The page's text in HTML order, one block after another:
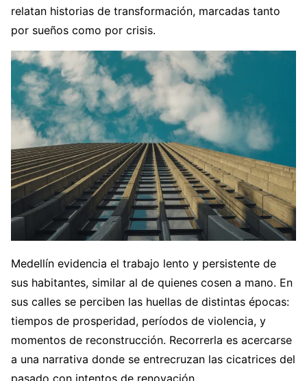
relatan historias de transformación, marcadas tanto
por sueños como por crisis.
Medellín evidencia el trabajo lento y persistente de
sus habitantes, similar al de quienes cosen a mano. En
sus calles se perciben las huellas de distintas épocas:
tiempos de prosperidad, períodos de violencia, y
momentos de reconstrucción. Recorrerla es acercarse
a una narrativa donde se entrecruzan las cicatrices del
pasado con intentos de renovación.